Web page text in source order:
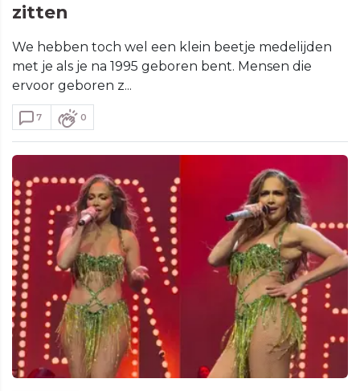
zitten
We hebben toch wel een klein beetje medelijden
met je als je na 1995 geboren bent. Mensen die
ervoor geboren z...
7 0